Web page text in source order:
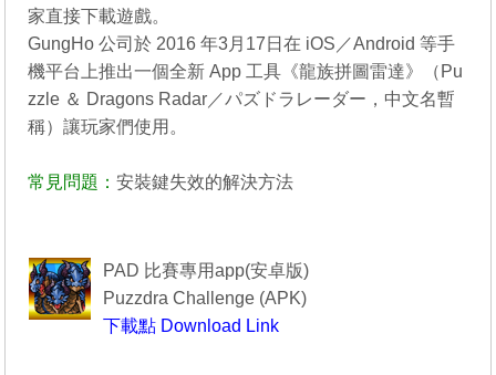
家直接下載遊戲。
GungHo 公司於 2016 年3月17日在 iOS／Android 等手
機平台上推出一個全新 App 工具《龍族拼圖雷達》（Pu
zzle ＆ Dragons Radar／パズドラレーダー，中文名暫
稱）讓玩家們使用。
常見問題：安裝鍵失效的解決方法
PAD 比賽專用app(安卓版)
Puzzdra Challenge (APK)
下載點 Download Link